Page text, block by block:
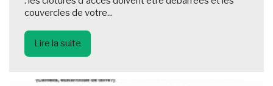
couvercles de votre...
Lire la suite